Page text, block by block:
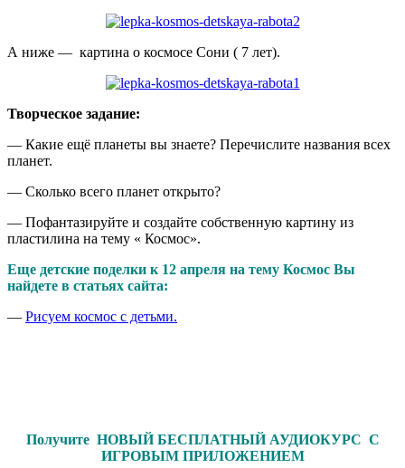
А ниже — картина о космосе Сони ( 7 лет).
Творческое задание:
— Какие ещё планеты вы знаете? Перечислите названия всех
планет.
— Сколько всего планет открыто?
— Пофантазируйте и создайте собственную картину из
пластилина на тему « Космос».
Еще детские поделки к 12 апреля на тему Космос Вы
найдете в статьях сайта:
— Рисуем космос с детьми.
Получите НОВЫЙ БЕСПЛАТНЫЙ АУДИОКУРС С
ИГРОВЫМ ПРИЛОЖЕНИЕМ